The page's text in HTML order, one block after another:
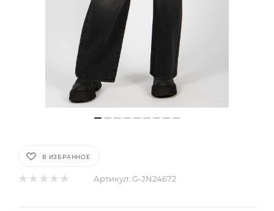
В ИЗБРАННОЕ
Артикул: G-JN24672